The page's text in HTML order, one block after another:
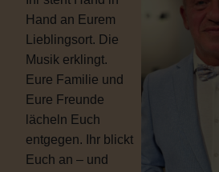
Hand an Eurem
Lieblingsort. Die
Musik erklingt.
Eure Familie und
Eure Freunde
lächeln Euch
entgegen. Ihr blickt
Euch an – und